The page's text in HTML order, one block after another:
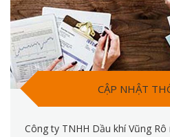
CẬP NHẬT
Công ty TNHH Dầu khí Vũng